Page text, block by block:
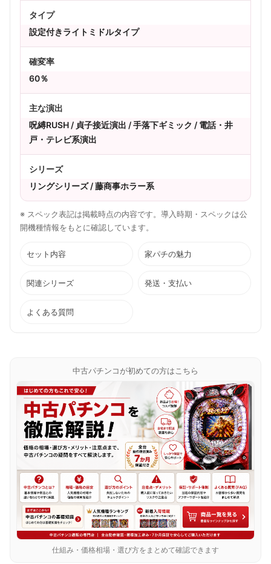
タイプ
設定付きライトミドルタイプ
確変率
60％
主な演出
呪縛RUSH / 貞子接近演出 / 手落下ギミック / 電話・井
戸・テレビ系演出
シリーズ
リングシリーズ / 藤商事ホラー系
※ スペック表記は掲載時点の内容です。導入時期・スペックは公
開機種情報をもとに確認しています。
セット内容 家パチの魅力
関連シリーズ 発送・支払い
よくある質問
中古パチンコが初めての方はこちら
仕組み・価格相場・選び方をまとめて確認できます